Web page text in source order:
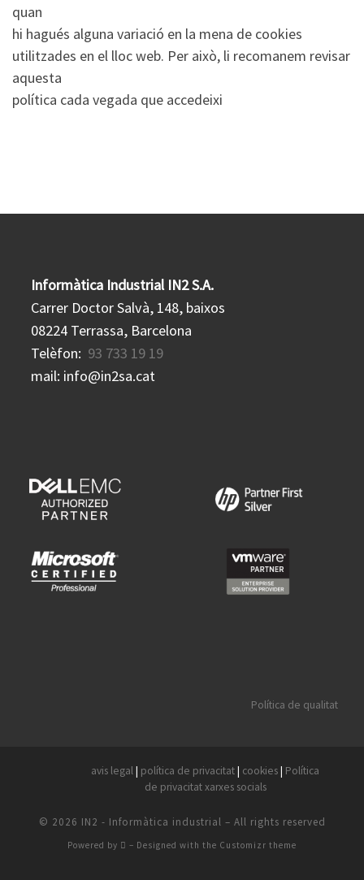
quan
hi hagués alguna variació en la mena de cookies
utilitzades en el lloc web. Per això, li recomanem revisar
aquesta
política cada vegada que accedeixi
Informàtica Industrial IN2 S.A.
Carrer Doctor Salvà, 148, baixos
08224 Terrassa, Barcelona
Telèfon: 93 733 19 19
mail: info@in2sa.cat
Política de qualitat
avis legal| política de privacitat| cookies| Política
de privacitat xarxes socials
© 2026 IN2 - Informàtica industrial – All rights reserved
Powered by – Designed with the Customizr theme